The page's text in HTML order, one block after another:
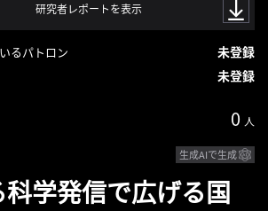
研究者レポートを表示
るパトロン 未登録
未登録
0 人
生成AIで生成
学発信で広げる国